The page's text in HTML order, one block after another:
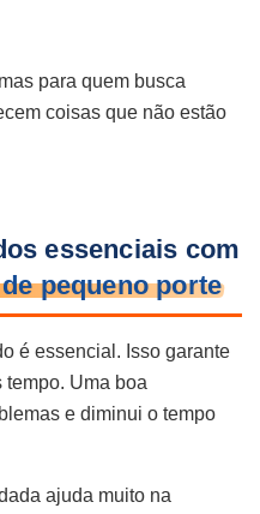
para quem busca
coisas que não estão
essenciais com
pequeno porte
é essencial. Isso garante
Uma boa
e diminui o tempo
ajuda muito na